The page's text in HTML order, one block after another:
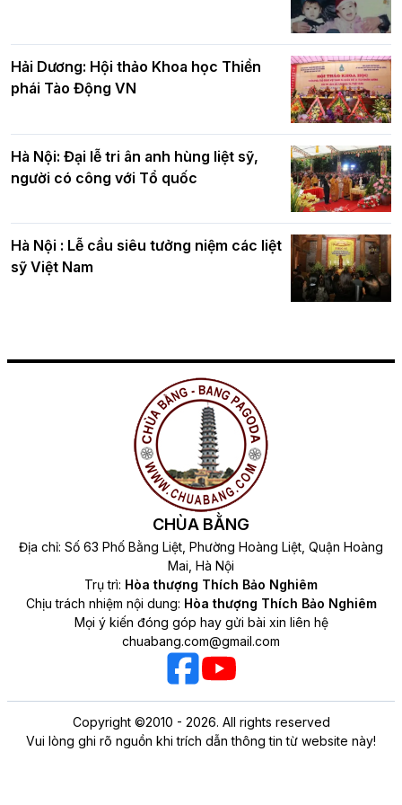
Hải Dương: Hội thảo Khoa học Thiền
phái Tào Động VN
Hà Nội: Đại lễ tri ân anh hùng liệt sỹ,
người có công với Tổ quốc
Hà Nội : Lễ cầu siêu tưởng niệm các liệt
sỹ Việt Nam
CHÙA BẰNG
Địa chỉ: Số 63 Phố Bằng Liệt, Phường Hoàng Liệt, Quận Hoàng
Mai, Hà Nội
Trụ trì: Hòa thượng Thích Bảo Nghiêm
Chịu trách nhiệm nội dung: Hòa thượng Thích Bảo Nghiêm
Mọi ý kiến đóng góp hay gửi bài xin liên hệ
chuabang.com@gmail.com
Copyright ©2010 - 2026. All rights reserved
Vui lòng ghi rõ nguồn khi trích dẫn thông tin từ website này!